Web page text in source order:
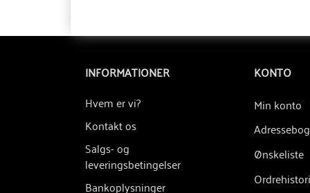
INFORMATIONER
Hvem er vi?
Kontakt os
Salgs- og
leveringsbetingelser
Bankoplysninger
KONTO
Min konto
Adressebog
Ønskeliste